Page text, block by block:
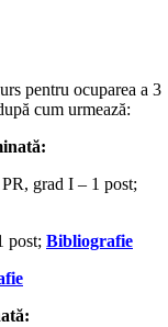
pentru ocuparea a 3
cum urmează:
grad I – 1 post;
post; Bibliografie